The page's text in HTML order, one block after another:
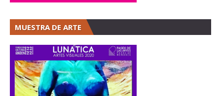
MUESTRA DE ARTE